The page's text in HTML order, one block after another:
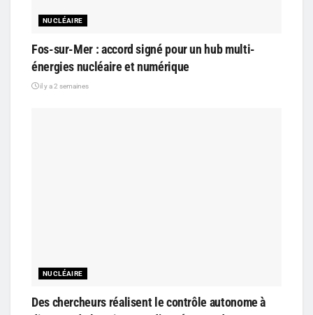
NUCLÉAIRE
Fos-sur-Mer : accord signé pour un hub multi-
énergies nucléaire et numérique
il y a 2 semaines
NUCLÉAIRE
Des chercheurs réalisent le contrôle autonome à